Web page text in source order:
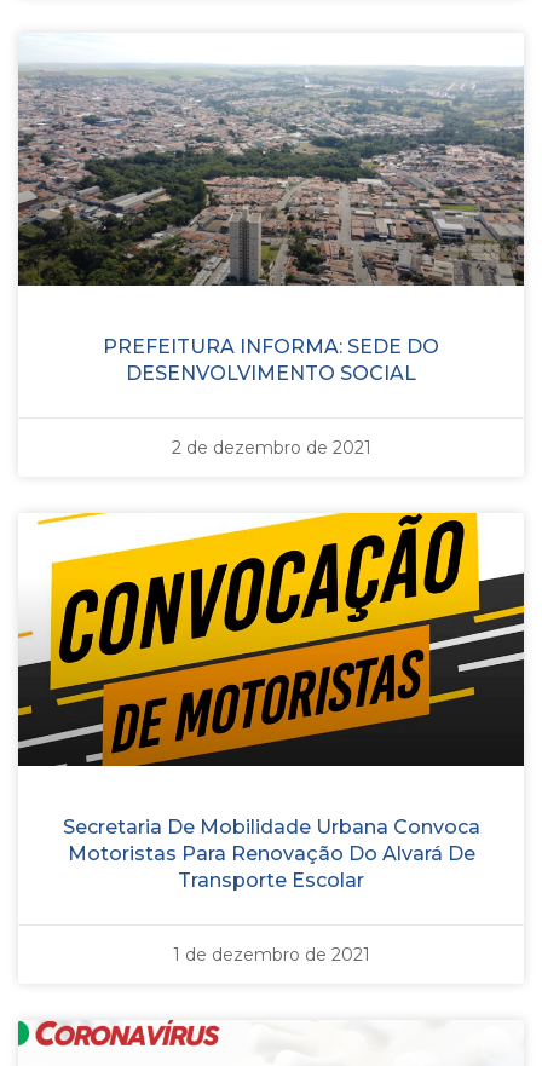
PREFEITURA INFORMA: SEDE DO
DESENVOLVIMENTO SOCIAL
2 de dezembro de 2021
Secretaria De Mobilidade Urbana Convoca
Motoristas Para Renovação Do Alvará De
Transporte Escolar
1 de dezembro de 2021